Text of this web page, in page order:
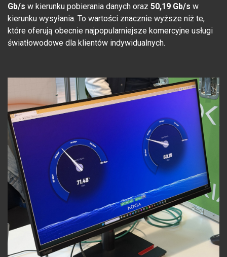
Gb/s w kierunku pobierania danych oraz 50,19 Gb/s w
kierunku wysyłania. To wartości znacznie wyższe niż te,
które oferują obecnie najpopularniejsze komercyjne usługi
światłowodowe dla klientów indywidualnych.